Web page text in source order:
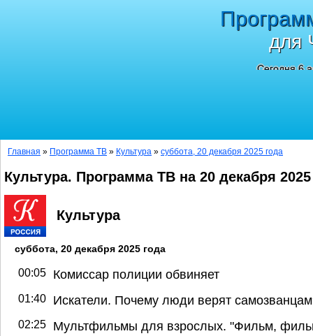
для
Сегодня 6
Главная » Программа ТВ » Культура » суббота, 20 декабря 2025 года
Культура. Программа ТВ на 20 декабря 2025
Культура
суббота, 20 декабря 2025 года
00:05 Комиссар полиции обвиняет
01:40 Искатели. Почему люди верят
02:25
Мультфильмы для взрослых. "Фильм,